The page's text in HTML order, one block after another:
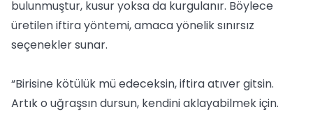
bulunmuştur, kusur yoksa da kurgulanır. Böylece
üretilen iftira yöntemi, amaca yönelik sınırsız
seçenekler sunar.
“Birisine kötülük mü edeceksin, iftira atıver gitsin.
Artık o uğraşsın dursun, kendini aklayabilmek için.